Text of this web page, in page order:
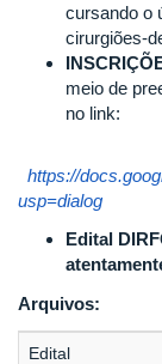
cursando o
cirurgiões-
meio de
no link:
https://
usp=dialog
Edital
Arquivos:
Edital